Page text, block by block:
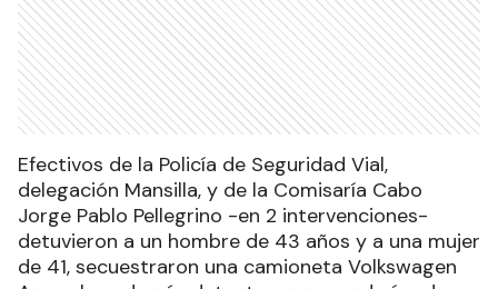
Efectivos de la Policía de Seguridad Vial,
delegación Mansilla, y de la Comisaría Cabo
Jorge Pablo Pellegrino -en 2 intervenciones-
detuvieron a un hombre de 43 años y a una mujer
de 41, secuestraron una camioneta Volkswagen